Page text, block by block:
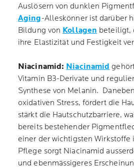
Auslösern von dunklen
Aging-Alleskönner ist darüber
Bildung von Kollagen beteiligt,
ihre Elastizität und Festigkeit
Niacinamid: Niacinamid
Vitamin B3-Derivate und
Synthese von Melanin.
oxidativen Stress, fördert die
stärkt die Hautschutzbarriere,
bereits bestehender
einer der wichtigsten Wirkstoffe
Pflege sorgt Niacinamid
und ebenmässigeres